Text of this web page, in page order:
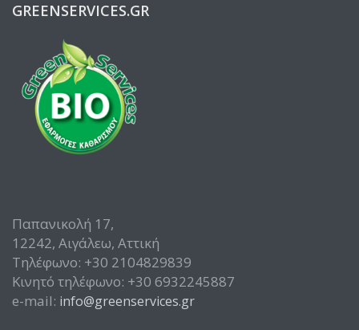
GREENSERVICES.GR
Παπανικολή 17,
12242, Αιγάλεω, Αττική
Τηλέφωνο: +30 2104829839
Κινητό τηλέφωνο: +30 6932245887
e-mail: info@greenservices.gr